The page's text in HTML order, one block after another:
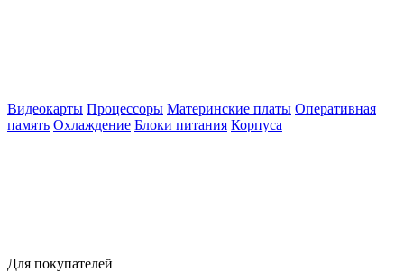
Видеокарты Процессоры Материнские платы Оперативная
память Охлаждение Блоки питания Корпуса
Для покупателей